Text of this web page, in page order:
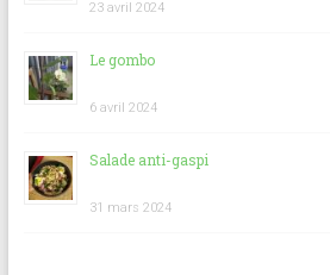
23 avril 2024
Le gombo
6 avril 2024
Salade anti-gaspi
31 mars 2024